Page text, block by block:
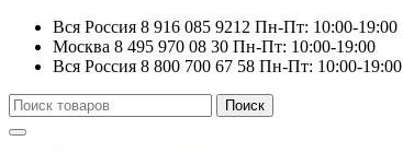
Вся Россия 8 916 085 9212 Пн-Пт: 10:00-19:00
Москва 8 495 970 08 30 Пн-Пт: 10:00-19:00
Вся Россия 8 800 700 67 58 Пн-Пт: 10:00-19:00
Искать:
Поиск